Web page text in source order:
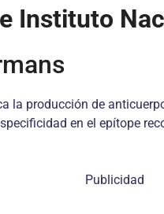
Instituto
producción de
en el epítope
Publicidad